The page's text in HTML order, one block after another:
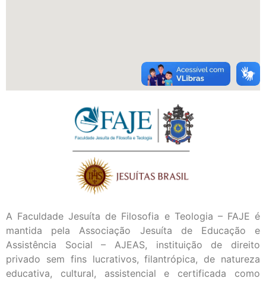
A Faculdade Jesuíta de Filosofia e Teologia – FAJE é
mantida pela Associação Jesuíta de Educação e
Assistência Social – AJEAS, instituição de direito
privado sem fins lucrativos, filantrópica, de natureza
educativa, cultural, assistencial e certificada como